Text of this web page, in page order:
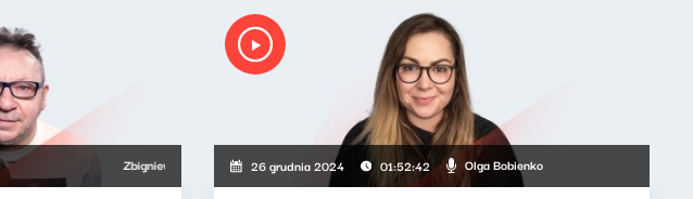
Zbigniew Zamachowski, Wojciech Malajkat
26 grudnia 2024 01:52:42 Olga Bobienko